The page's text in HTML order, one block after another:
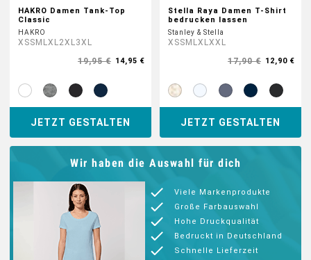
HAKRO Damen Tank-Top
Classic
HAKRO
XSSM L XL 2XL 3XL
19,95 € 14,95 €
JETZT GESTALTEN
Stella Raya Damen T-Shirt
bedrucken lassen
Stanley & Stella
XSSM L XL XXL
17,90 € 12,90 €
JETZT GESTALTEN
Wir haben die Auswahl für dich
Viele Markenprodukte
Große Farbauswahl
Hohe Druckqualität
Bedruckt in Deutschland
Schnelle Lieferzeit